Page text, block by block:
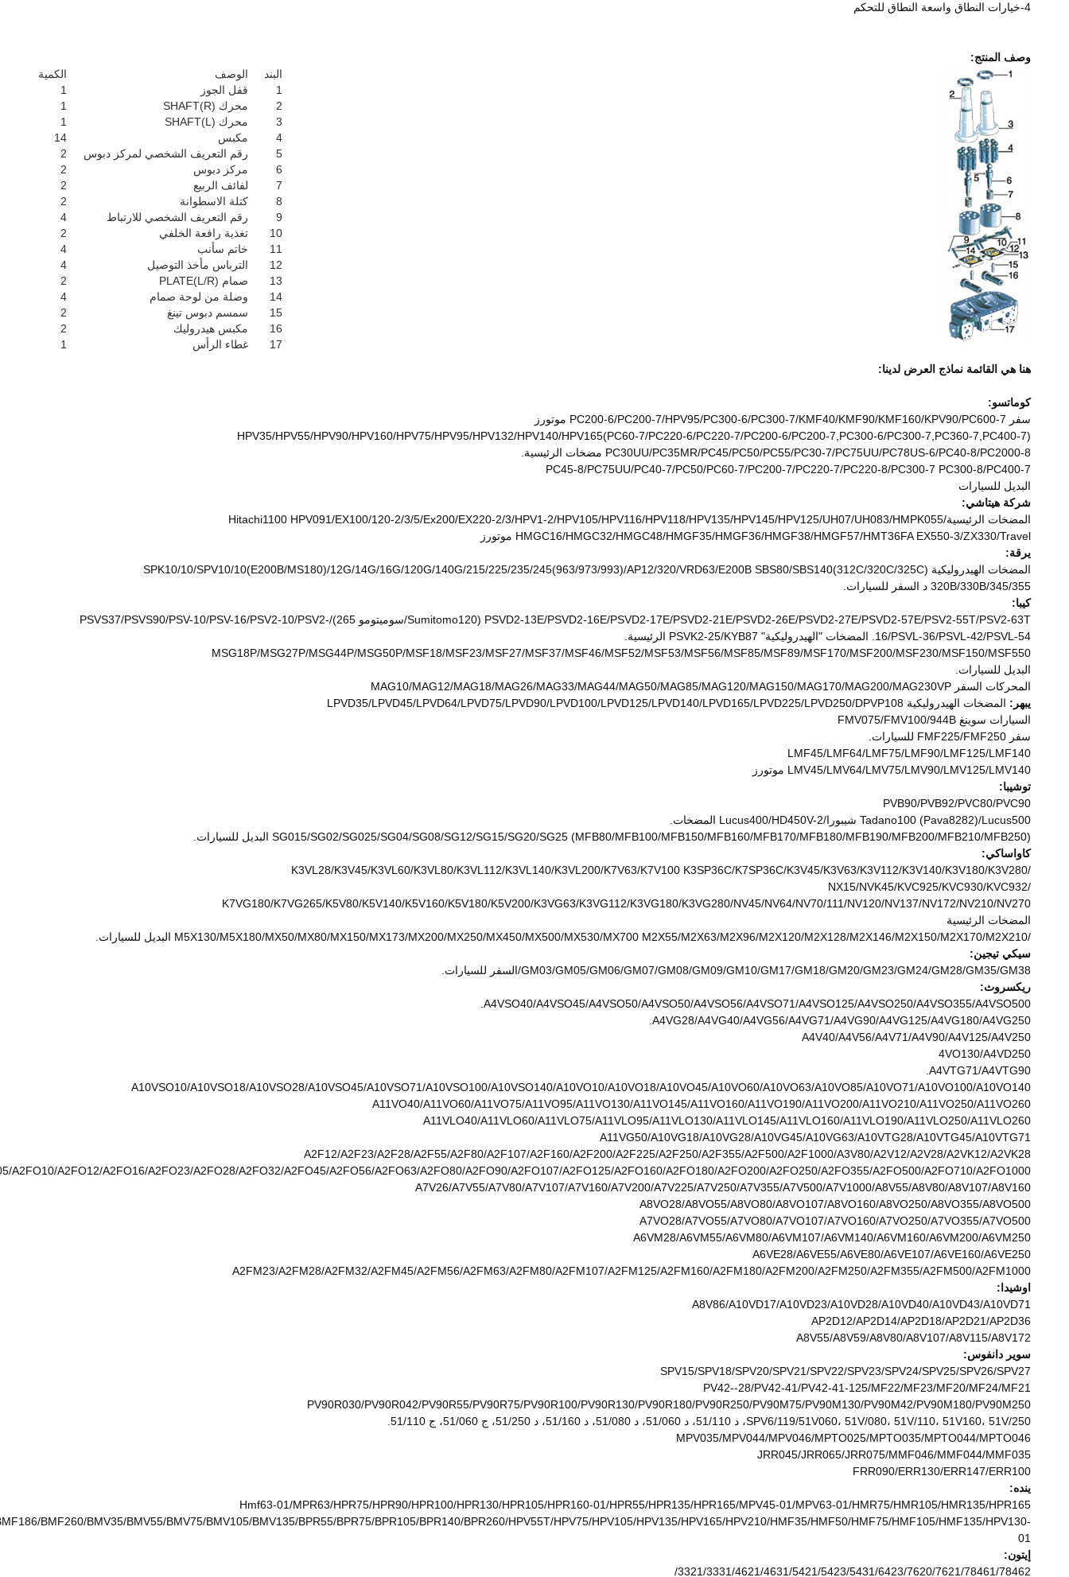
4-خيارات النطاق واسعة النطاق للتحكم
وصف المنتج:
البند
الوصف
الكمية
1
قفل الجوز
1
2
محرك SHAFT(R)
1
3
محرك SHAFT(L)
1
4
مكبس
14
5
رقم التعريف الشخصي لمركز دبوس
2
6
مركز دبوس
2
7
لفائف الربيع
2
8
كتلة الاسطوانة
2
9
رقم التعريف الشخصي للارتباط
4
10
تغذية رافعة الخلفي
2
11
خاتم سأنب
4
12
الترباس مأخذ التوصيل
4
13
صمام PLATE(L/R)
2
14
وصلة من لوحة صمام
4
15
سمسم دبوس تينغ
2
16
مكبس هيدروليك
2
17
غطاء الرأس
1
هنا هي القائمة نماذج العرض لدينا:
كوماتسو:
سفر PC200-6/PC200-7/HPV95/PC300-6/PC300-7/KMF40/KMF90/KMF160/KPV90/PC600-7 موتورز
HPV35/HPV55/HPV90/HPV160/HPV75/HPV95/HPV132/HPV140/HPV165(PC60-7/PC220-6/PC220-7/PC200-6/PC200-7,PC300-6/PC300-7,PC360-7,PC400-7)
PC30UU/PC35MR/PC45/PC50/PC55/PC30-7/PC75UU/PC78US-6/PC40-8/PC2000-8 مضخات الرئيسية.
PC45-8/PC75UU/PC40-7/PC50/PC60-7/PC200-7/PC220-7/PC220-8/PC300-7 PC300-8/PC400-7
البديل للسيارات
شركة هيتاشي:
المضخات الرئيسية/Hitachi1100 HPV091/EX100/120-2/3/5/Ex200/EX220-2/3/HPV1-2/HPV105/HPV116/HPV118/HPV135/HPV145/HPV125/UH07/UH083/HMPK055
HMGC16/HMGC32/HMGC48/HMGF35/HMGF36/HMGF38/HMGF57/HMT36FA EX550-3/ZX330/Travel موتورز
يرقة:
المضخات الهيدروليكية SPK10/10/SPV10/10(E200B/MS180)/12G/14G/16G/120G/140G/215/225/235/245(963/973/993)/AP12/320/VRD63/E200B SBS80/SBS140(312C/320C/325C)
320B/330B/345/355 د السفر للسيارات.
كيبا:
PSVD2-13E/PSVD2-16E/PSVD2-17E/PSVD2-21E/PSVD2-26E/PSVD2-27E/PSVD2-57E/PSV2-55T/PSV2-63T (Sumitomo120/سوميتومو 265)/PSVS37/PSVS90/PSV-10/PSV-16/PSV2-10/PSV2-
16/PSVL-36/PSVL-42/PSVL-54. المضخات "الهيدروليكية" PSVK2-25/KYB87 الرئيسية.
MSG18P/MSG27P/MSG44P/MSG50P/MSF18/MSF23/MSF27/MSF37/MSF46/MSF52/MSF53/MSF56/MSF85/MSF89/MSF170/MSF200/MSF230/MSF150/MSF550
البديل للسيارات.
المحركات السفر MAG10/MAG12/MAG18/MAG26/MAG33/MAG44/MAG50/MAG85/MAG120/MAG150/MAG170/MAG200/MAG230VP
يبهر: المضخات الهيدروليكية LPVD35/LPVD45/LPVD64/LPVD75/LPVD90/LPVD100/LPVD125/LPVD140/LPVD165/LPVD225/LPVD250/DPVP108
السيارات سوينغ FMV075/FMV100/944B
سفر FMF225/FMF250 للسيارات.
LMF45/LMF64/LMF75/LMF90/LMF125/LMF140
LMV45/LMV64/LMV75/LMV90/LMV125/LMV140 موتورز
توشيبا:
PVB90/PVB92/PVC80/PVC90
Tadano100 (Pava8282)/Lucus500 شيبورا/Lucus400/HD450V-2 المضخات.
SG015/SG02/SG025/SG04/SG08/SG12/SG15/SG20/SG25 (MFB80/MFB100/MFB150/MFB160/MFB170/MFB180/MFB190/MFB200/MFB210/MFB250) البديل للسيارات.
كاواساكي:
/K3VL28/K3V45/K3VL60/K3VL80/K3VL112/K3VL140/K3VL200/K7V63/K7V100 K3SP36C/K7SP36C/K3V45/K3V63/K3V112/K3V140/K3V180/K3V280
/NX15/NVK45/KVC925/KVC930/KVC932
K7VG180/K7VG265/K5V80/K5V140/K5V160/K5V180/K5V200/K3VG63/K3VG112/K3VG180/K3VG280/NV45/NV64/NV70/111/NV120/NV137/NV172/NV210/NV270
المضخات الرئيسية
/M5X130/M5X180/MX50/MX80/MX150/MX173/MX200/MX250/MX450/MX500/MX530/MX700 M2X55/M2X63/M2X96/M2X120/M2X128/M2X146/M2X150/M2X170/M2X210 البديل للسيارات.
سيكي تيجين:
GM03/GM05/GM06/GM07/GM08/GM09/GM10/GM17/GM18/GM20/GM23/GM24/GM28/GM35/GM38/السفر للسيارات.
ريكسروث:
A4VSO40/A4VSO45/A4VSO50/A4VSO50/A4VSO56/A4VSO71/A4VSO125/A4VSO250/A4VSO355/A4VSO500.
A4VG28/A4VG40/A4VG56/A4VG71/A4VG90/A4VG125/A4VG180/A4VG250.
A4V40/A4V56/A4V71/A4V90/A4V125/A4V250
4VO130/A4VD250
A4VTG71/A4VTG90.
A10VSO10/A10VSO18/A10VSO28/A10VSO45/A10VSO71/A10VSO100/A10VSO140/A10VO10/A10VO18/A10VO45/A10VO60/A10VO63/A10VO85/A10VO71/A10VO100/A10VO140
A11VO40/A11VO60/A11VO75/A11VO95/A11VO130/A11VO145/A11VO160/A11VO190/A11VO200/A11VO210/A11VO250/A11VO260
A11VLO40/A11VLO60/A11VLO75/A11VLO95/A11VLO130/A11VLO145/A11VLO160/A11VLO190/A11VLO250/A11VLO260
A11VG50/A10VG18/A10VG28/A10VG45/A10VG63/A10VTG28/A10VTG45/A10VTG71
A2F12/A2F23/A2F28/A2F55/A2F80/A2F107/A2F160/A2F200/A2F225/A2F250/A2F355/A2F500/A2F1000/A3V80/A2V12/A2V28/A2VK12/A2VK28
A2FO10/A2FO12/A2FO16/A2FO23/A2FO28/A2FO32/A2FO45/A2FO56/A2FO63/A2FO80/A2FO90/A2FO107/A2FO125/A2FO160/A2FO180/A2FO200/A2FO250/A2FO355/A2FO500/A2FO710/A2FO1000
A7V26/A7V55/A7V80/A7V107/A7V160/A7V200/A7V225/A7V250/A7V355/A7V500/A7V1000/A8V55/A8V80/A8V107/A8V160
A8VO28/A8VO55/A8VO80/A8VO107/A8VO160/A8VO250/A8VO355/A8VO500
A7VO28/A7VO55/A7VO80/A7VO107/A7VO160/A7VO250/A7VO355/A7VO500
A6VM28/A6VM55/A6VM80/A6VM107/A6VM140/A6VM160/A6VM200/A6VM250
A6VE28/A6VE55/A6VE80/A6VE107/A6VE160/A6VE250
A2FM23/A2FM28/A2FM32/A2FM45/A2FM56/A2FM63/A2FM80/A2FM107/A2FM125/A2FM160/A2FM180/A2FM200/A2FM250/A2FM355/A2FM500/A2FM1000
اوشيدا:
A8V86/A10VD17/A10VD23/A10VD28/A10VD40/A10VD43/A10VD71
AP2D12/AP2D14/AP2D18/AP2D21/AP2D36
A8V55/A8V59/A8V80/A8V107/A8V115/A8V172
سوير دانفوس:
SPV15/SPV18/SPV20/SPV21/SPV22/SPV23/SPV24/SPV25/SPV26/SPV27
PV42--28/PV42-41/PV42-41-125/MF22/MF23/MF20/MF24/MF21
PV90R030/PV90R042/PV90R55/PV90R75/PV90R100/PV90R130/PV90R180/PV90R250/PV90M75/PV90M130/PV90M42/PV90M180/PV90M250
SPV6/119/51V060، 51V/080، 51V/110، 51V160، 51V/250، د 51/110، د 51/060، د 51/080، د 51/160، د 51/250، ج 51/060، ج 51/110.
MPV035/MPV044/MPV046/MPTO025/MPTO035/MPTO044/MPTO046
JRR045/JRR065/JRR075/MMF046/MMF044/MMF035
FRR090/ERR130/ERR147/ERR100
ينده:
Hmf63-01/MPR63/HPR75/HPR90/HPR100/HPR130/HPR105/HPR160-01/HPR55/HPR135/HPR165/MPV45-01/MPV63-01/HMR75/HMR105/HMR135/HPR165
BMF260/BMV35/BMV55/BMV75/BMV105/BMV135/BPR55/BPR75/BPR105/BPR140/BPR260/HPV55T/HPV75/HPV105/HPV135/HPV165/HPV210/HMF35/HMF50/HMF75/HMF105/HMF135/HPV130-
01
إيتون:
3321/3331/4621/4631/5421/5423/5431/6423/7620/7621/78461/78462/